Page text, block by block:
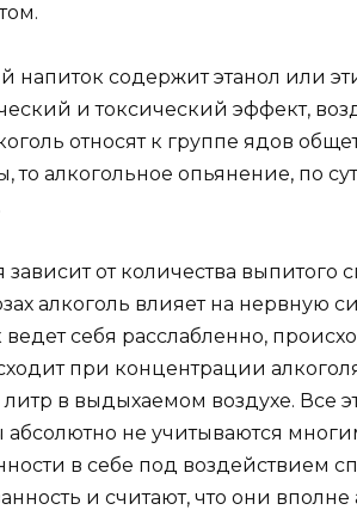
напиток содержит этанол или
и токсический эффект,
относят к группе ядов
то алкогольное опьянение, по
от количества выпитого
алкоголь влияет на нервную
себя расслабленно,
при концентрации
в выдыхаемом воздухе. Все
абсолютно не учитываются
в себе под воздействием
и считают, что они